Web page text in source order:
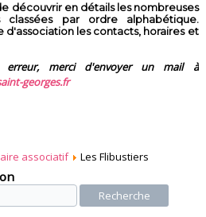
découvrir en détails les nombreuses
classées par ordre alphabétique.
les contacts, horaires et
erreur, merci d'envoyer un mail à
georges.fr
associatif Les Flibustiers
Recherche